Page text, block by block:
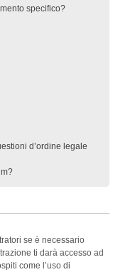
specifico?
d’ordine legale
se è necessario
ti darà accesso ad
come l’uso di